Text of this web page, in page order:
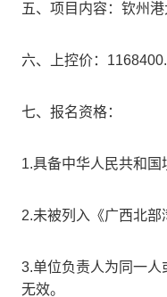
五、项目内容：钦州
六、上控价：
七、报名资格：
1.具备中华人民共和
2.未被列入《广西北
3.单位负责人为同一
无效。